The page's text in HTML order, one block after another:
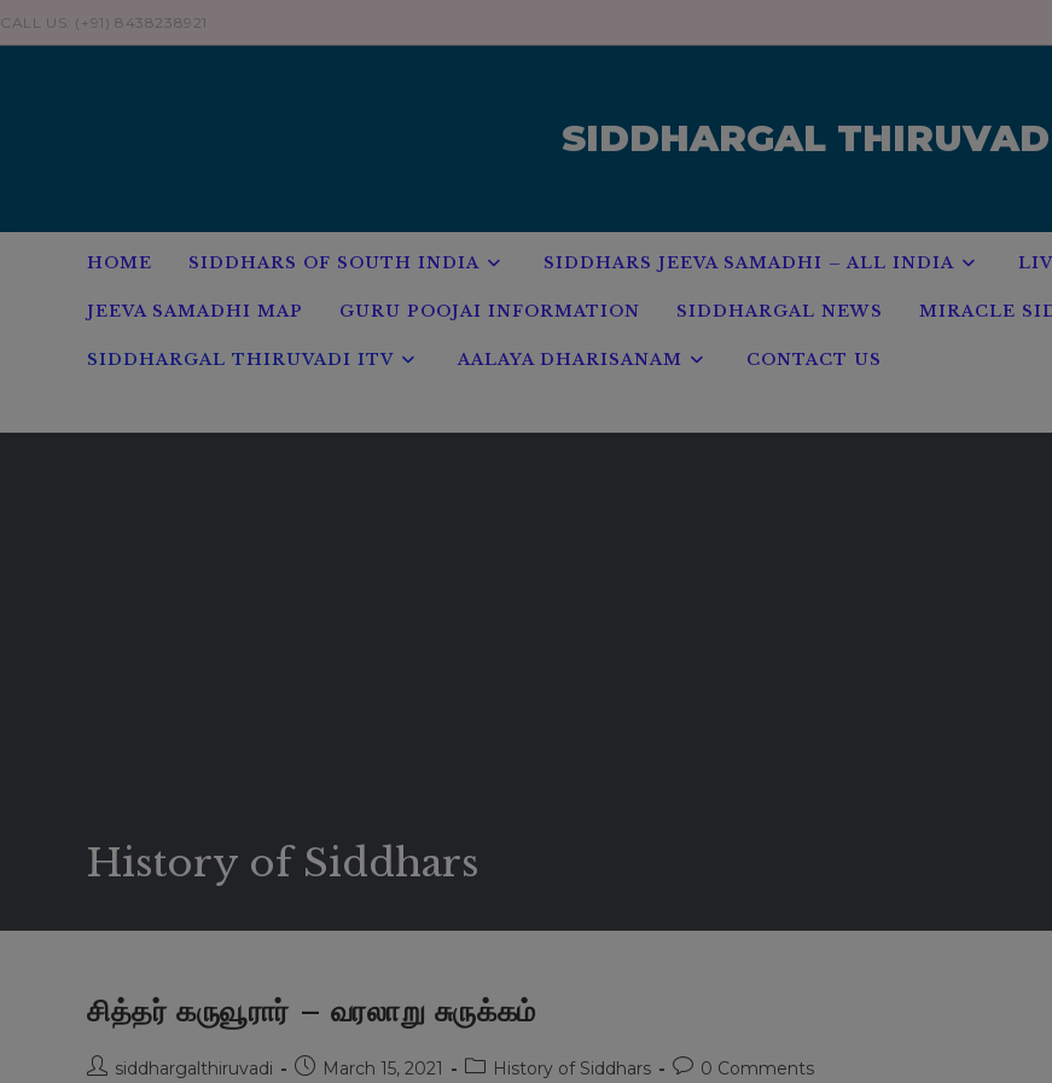
Skip
to
CALL US: (+91) 8438238921
SIDDHARGAL
HOME SIDDHARS OF SOUTH INDIA SIDDHARS JEEVA SAMADHI – ALL INDIA
JEEVA SAMADHI MAP GURU POOJAI INFORMATION SIDDHARGAL NEWS MIRACLE
SIDDHARGAL THIRUVADI ITV AALAYA DHARISANAM CONTACT US
History of Siddhars
சித்தர் கருவூரார் – வரலாறு சுருக்கம்
Postsiddhargalthiruvadi
PostMarch 15, 2021
PostHistory of Siddhars
Post0 Comments